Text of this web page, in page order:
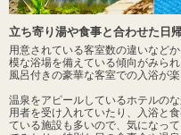
立ち寄り湯や食事と合わせた日
用意されている客室数の違いなど
模な浴場を備えている傾向がみら
風呂付きの豪華な客室での入浴が
温泉をアピールしているホテルの
用者を受け入れていたり、入浴と
ている施設も多いので、気になっ